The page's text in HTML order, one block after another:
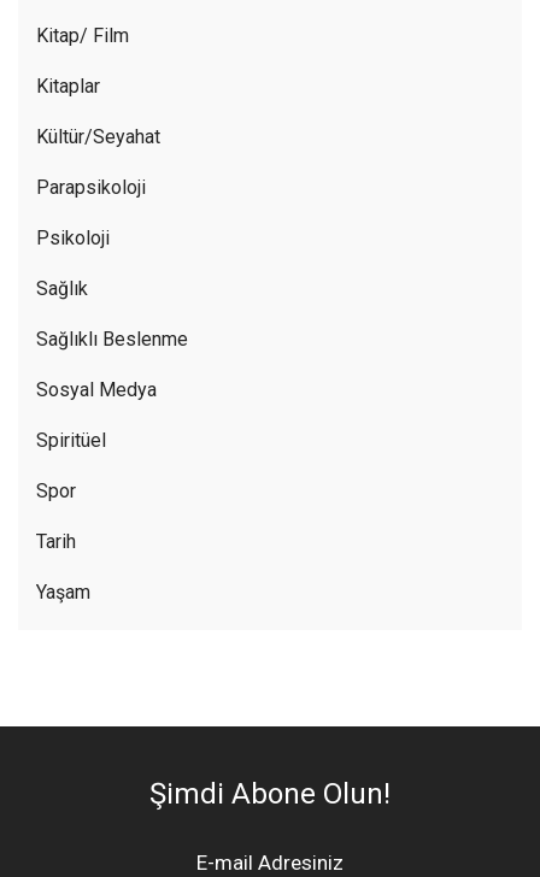
Kitap/ Film
Kitaplar
Kültür/Seyahat
Parapsikoloji
Psikoloji
Sağlık
Sağlıklı Beslenme
Sosyal Medya
Spiritüel
Spor
Tarih
Yaşam
Şimdi Abone Olun!
E-mail Adresiniz